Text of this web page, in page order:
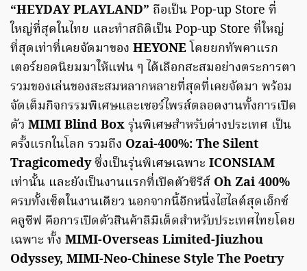
“HEYDAY PLAYLAND” ถือเป็น Pop-up Store ที่
ใหญ่ที่สุดในไทย และทำสถิติเป็น Pop-up Store ที่ใหญ่
ที่สุดเท่าที่เคยจัดมาของ HEYONE โดยยกทัพคาแรก
เตอร์ยอดนิยมมาให้แฟน ๆ ได้เลือกสะสมอย่างตระการตา
รวมของเล่นของสะสมหลากหลายที่สุดที่เคยจัดมา พร้อม
จัดเต็มกิจกรรมพิเศษและเซอร์ไพรส์ตลอดงานทั้งการเปิด
ตัว MIMI Blind Boxรุ่นพิเศษสำหรับต่างประเทศ เป็น
ครั้งแรกในโลก รวมถึง Ozai-400%: The Silent
Tragicomedyซึ่งเป็นรุ่นพิเศษเฉพาะ ICONSIAM
เท่านั้น และยังเป็นงานแรกที่เปิดตัวซีรีส์ Oh Zai 400%
ครบทั้งเซ็ตในงานเดียว นอกจากนี้อีกหนึ่งไฮไลต์สุดเอ็กซ์
คลูซีฟ คือการเปิดตัวสินค้าลิมิเต็ดสำหรับประเทศไทยโดย
เฉพาะ ทั้ง MIMI-Overseas Limited-Jiuzhou
Odyssey, MIMI-Neo-Chinese Style The Poetry